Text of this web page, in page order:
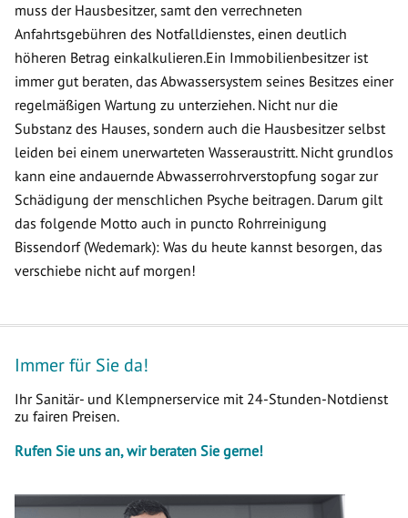
muss der Hausbesitzer, samt den verrechneten
Anfahrtsgebühren des Notfalldienstes, einen deutlich
höheren Betrag einkalkulieren.Ein Immobilienbesitzer ist
immer gut beraten, das Abwassersystem seines Besitzes einer
regelmäßigen Wartung zu unterziehen. Nicht nur die
Substanz des Hauses, sondern auch die Hausbesitzer selbst
leiden bei einem unerwarteten Wasseraustritt. Nicht grundlos
kann eine andauernde Abwasserrohrverstopfung sogar zur
Schädigung der menschlichen Psyche beitragen. Darum gilt
das folgende Motto auch in puncto Rohrreinigung
Bissendorf (Wedemark): Was du heute kannst besorgen, das
verschiebe nicht auf morgen!
Immer für Sie da!
Ihr Sanitär- und Klempnerservice mit 24-Stunden-Notdienst
zu fairen Preisen.
Rufen Sie uns an, wir beraten Sie gerne!